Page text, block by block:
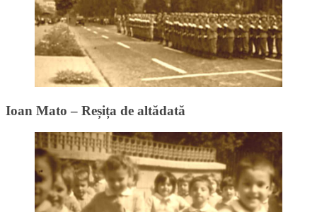
Ioan Mato – Reșița de altădată